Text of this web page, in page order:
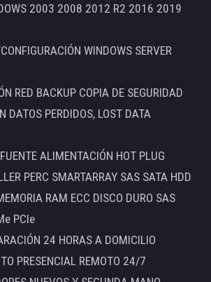
2003 2008 2012 R2 2016 2019
WINDOWS SERVER
RED BACKUP COPIA DE SEGURIDAD
DATOS PERDIDOS, LOST DATA
ALIMENTACIÓN HOT PLUG
PERC SMARTARRAY SAS SATA HDD
RAM ECC DISCO DURO SAS
PCIe
24 HORAS A DOMICILIO
PRESENCIAL REMOTO 24/7